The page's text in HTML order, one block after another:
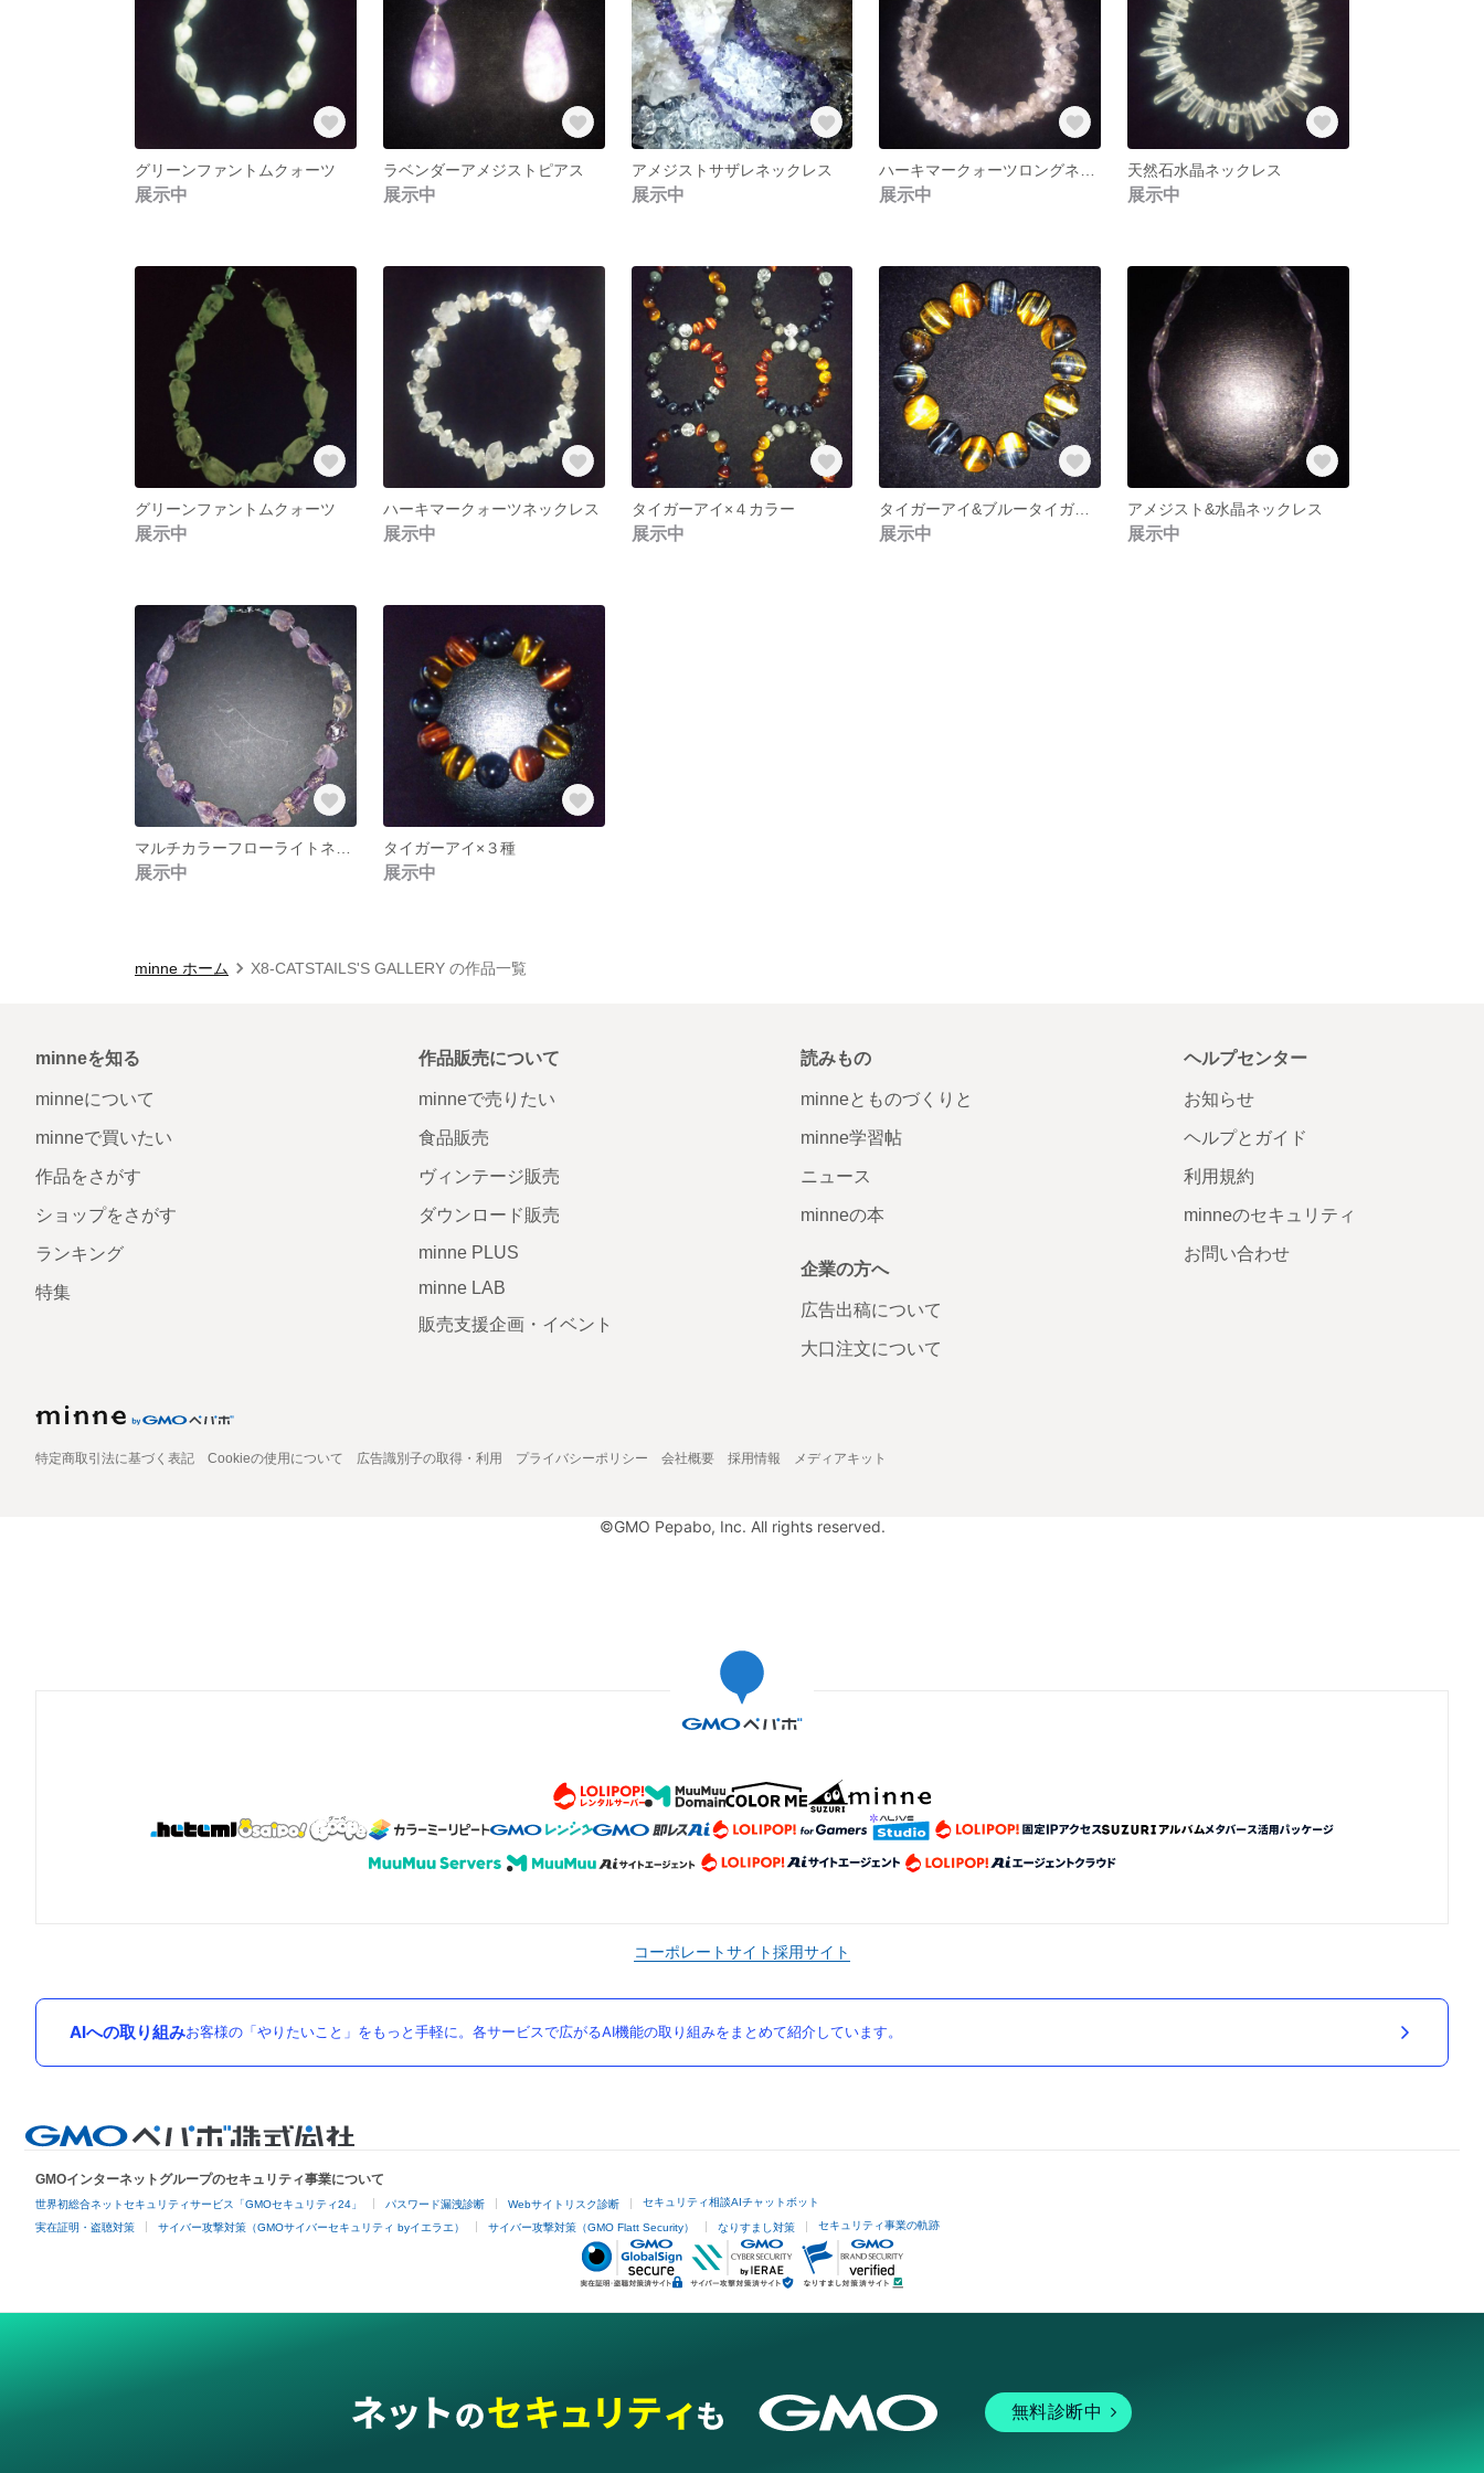
グリーンファントムクォーツ
展示中
ラベンダーアメジストピアス
展示中
アメジストサザレネックレス
展示中 展示中
天然石水晶ネックレス
展示中
グリーンファントムクォーツ
展示中
ハーキマークォーツネックレス
展示中
タイガーアイ×４カラー
展示中
タイガーアイ&ブルータイガーアイ
展示中
アメジスト&水晶ネックレス
展示中
展示中
タイガーアイ×３種
展示中
minne ホーム X8-CATSTAILS'S GALLERY の作品一覧
minneを知る
minneについて
minneで買いたい
作品をさがす
ショップをさがす
ランキング
特集
作品販売について
minneで売りたい
食品販売
ヴィンテージ販売
ダウンロード販売
minne PLUS
minne LAB
販売支援企画・イベント
読みもの
minneとものづくりと
minne学習帖
ニュース
minneの本
企業の方へ
広告出稿について
大口注文について
ヘルプセンター
お知らせ
ヘルプとガイド
利用規約
minneのセキュリティ
お問い合わせ
特定商取引法に基づく表記 Cookieの使用について 広告識別子の取得・利用 プライバシーポリシー 会社概要 採用情報 メディアキット
©GMO Pepabo, Inc. All rights reserved.
コーポレートサイト採用サイト
AIへの取り組みお客様の「やりたいこと」をもっと手軽に。各サービスで広がるAI機能の取り組みをまとめて紹介しています。
GMOインターネットグループのセキュリティ事業について
世界初総合ネットセキュリティサービス「GMOセキュリティ24」 パスワード漏洩診断 Webサイトリスク診断 セキュリティ相談AIチャットボット
実在証明・盗聴対策 サイバー攻撃対策（GMOサイバーセキュリティ byイエラエ） サイバー攻撃対策（GMO Flatt Security） なりすまし対策 セキュリティ事業の軌跡
無料診断中